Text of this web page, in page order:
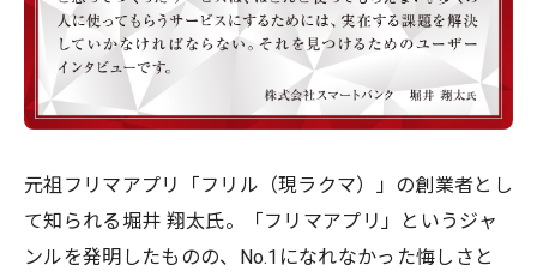
元祖フリマアプリ「フリル（現ラクマ）」の創業者とし
て知られる堀井 翔太氏。「フリマアプリ」というジャ
ンルを発明したものの、No.1になれなかった悔しさと